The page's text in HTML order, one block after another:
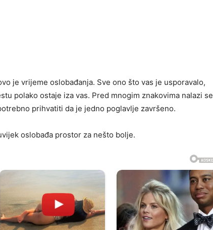
je vrijeme oslobađanja. Sve ono što vas je usporavalo,
polako ostaje iza vas. Pred mnogim znakovima nalazi se
prihvatiti da je jedno poglavlje završeno.
oslobađa prostor za nešto bolje.